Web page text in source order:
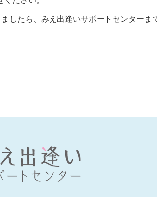
したら、みえ出逢いサポートセンターま